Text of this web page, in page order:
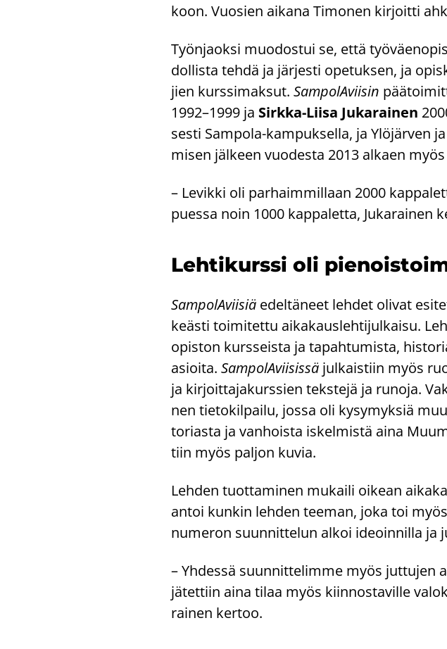
koon. Vuo­sien ai­ka­na Ti­mo­nen kir­joit­ti
Työn­jaok­si muo­dos­tui se, että
dol­lis­ta tehdä ja jär­jes­ti ope­tuk­sen, ja
jien kurs­si­mak­sut. Sam­po­lA­vii­sin
1992–1999 ja Sirkka-​Liisa Ju­ka­rai­nen
ses­ti Sampola-​kampuksella, ja Ylö­jär­ven
mi­sen jäl­keen vuo­des­ta 2013 al­kaen
– Le­vik­ki oli par­haim­mil­laan 2000
pues­sa noin 1000 kap­pa­let­ta, Ju­ka­rai­nen
Leh­ti­kurs­si oli
Sam­po­lA­vii­siä edel­tä­neet leh­det oli­vat
keäs­ti toi­mi­tet­tu ai­ka­kaus­leh­ti­jul­kai­su.
opis­ton kurs­seis­ta ja ta­pah­tu­mis­ta,
asioi­ta. Sam­po­lA­vii­sis­sä jul­kais­tiin myös
ja kir­joit­ta­ja­kurs­sien teks­te­jä ja ru­no­ja.
nen tie­to­kil­pai­lu, jossa oli ky­sy­myk­siä
to­rias­ta ja van­hois­ta is­kel­mis­tä aina
tiin myös pal­jon kuvia.
Leh­den tuot­ta­mi­nen mu­kai­li oi­kean
antoi kun­kin leh­den tee­man, joka toi
nu­me­ron suun­nit­te­lun alkoi ideoin­nil­la ja
– Yh­des­sä suun­nit­te­lim­me myös jut­tu­jen
jä­tet­tiin aina tilaa myös kiin­nos­ta­vil­le
rai­nen ker­too.